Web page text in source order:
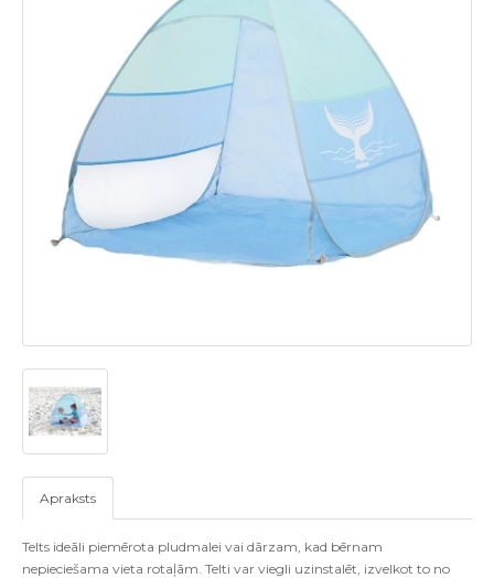
Apraksts
Telts ideāli piemērota pludmalei vai dārzam, kad bērnam
nepieciešama vieta rotaļām. Telti var viegli uzinstalēt, izvelkot to no